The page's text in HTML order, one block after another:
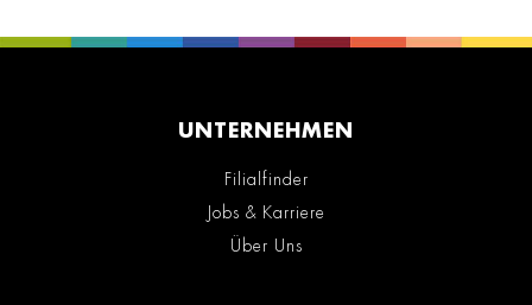
UNTERNEHMEN
Filialfinder
Jobs & Karriere
Über Uns